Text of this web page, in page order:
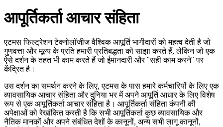
आपूर्तिकर्ता आचार संहिता
एटमस फिल्ट्रेशन टेक्नोलॉजीज वैश्विक आपूर्ति भागीदारों को महत्व देती है जो
गुणवत्ता और मूल्य के प्रति हमारी प्रतिबद्धता को साझा करते हैं,लेकिन जो एक
ऐसे दर्शन के तहत भी काम करते हैं जो ईमानदारी और "सही काम करने" पर
केंद्रित है।
उस दर्शन का समर्थन करने के लिए,एटमस के पास हमारे कर्मचारियों के लिए एक
व्यावसायिक आचार संहिता और दुनिया भर में अपने आपूर्ति आधार के लिए विशेष
रूप से एक आपूर्तिकर्ता आचार संहिता है। आपूर्तिकर्ता संहिता कंपनी की
अपेक्षाओं को रेखांकित करती है कि सभी आपूर्तिकर्ता कुछ व्यावसायिक और
नैतिक मानकों और अपने संबंधित देशों के कानूनों, अन्य सभी लागू कानूनों,